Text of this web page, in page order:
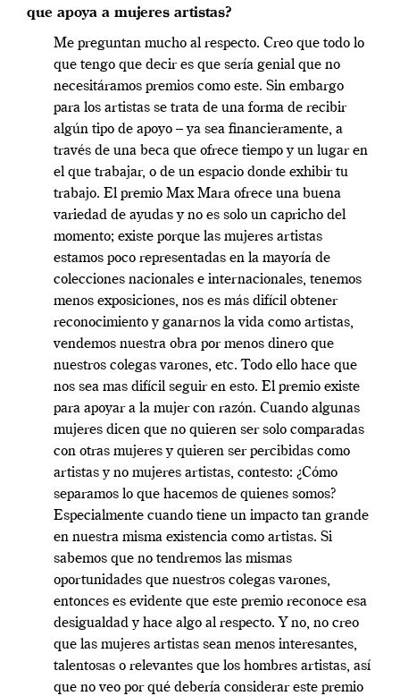
que apoya a mujeres artistas?
Me preguntan mucho al respecto. Creo que todo lo
que tengo que decir es que sería genial que no
necesitáramos premios como este. Sin embargo
para los artistas se trata de una forma de recibir
algún tipo de apoyo – ya sea financieramente, a
través de una beca que ofrece tiempo y un lugar en
el que trabajar, o de un espacio donde exhibir tu
trabajo. El premio Max Mara ofrece una buena
variedad de ayudas y no es solo un capricho del
momento; existe porque las mujeres artistas
estamos poco representadas en la mayoría de
colecciones nacionales e internacionales, tenemos
menos exposiciones, nos es más difícil obtener
reconocimiento y ganarnos la vida como artistas,
vendemos nuestra obra por menos dinero que
nuestros colegas varones, etc. Todo ello hace que
nos sea mas difícil seguir en esto. El premio existe
para apoyar a la mujer con razón. Cuando algunas
mujeres dicen que no quieren ser solo comparadas
con otras mujeres y quieren ser percibidas como
artistas y no mujeres artistas, contesto: ¿Cómo
separamos lo que hacemos de quienes somos?
Especialmente cuando tiene un impacto tan grande
en nuestra misma existencia como artistas. Si
sabemos que no tendremos las mismas
oportunidades que nuestros colegas varones,
entonces es evidente que este premio reconoce esa
desigualdad y hace algo al respecto. Y no, no creo
que las mujeres artistas sean menos interesantes,
talentosas o relevantes que los hombres artistas, así
que no veo por qué debería considerar este premio